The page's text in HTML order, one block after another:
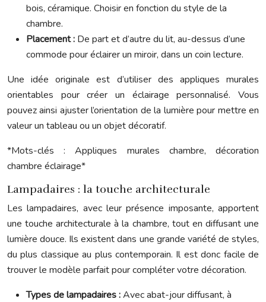
bois, céramique. Choisir en fonction du style de la
chambre.
Placement : De part et d’autre du lit, au-dessus d’une
commode pour éclairer un miroir, dans un coin lecture.
Une idée originale est d’utiliser des appliques murales
orientables pour créer un éclairage personnalisé. Vous
pouvez ainsi ajuster l’orientation de la lumière pour mettre en
valeur un tableau ou un objet décoratif.
*Mots-clés : Appliques murales chambre, décoration
chambre éclairage*
Lampadaires : la touche architecturale
Les lampadaires, avec leur présence imposante, apportent
une touche architecturale à la chambre, tout en diffusant une
lumière douce. Ils existent dans une grande variété de styles,
du plus classique au plus contemporain. Il est donc facile de
trouver le modèle parfait pour compléter votre décoration.
Types de lampadaires :Avec abat-jour diffusant, à